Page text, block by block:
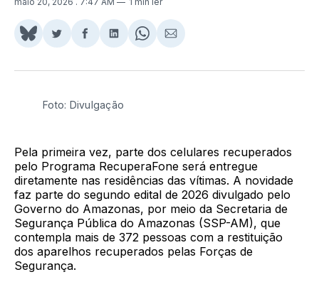
Share
BlueSky
Compartilhar
Twitter
Compartilhar
Facebook
Compartilhar
LinkedIn
Share
WhatsApp
Compartilhar
Email
Foto: Divulgação
Pela primeira vez, parte dos celulares recuperados
pelo Programa RecuperaFone será entregue
diretamente nas residências das vítimas. A novidade
faz parte do segundo edital de 2026 divulgado pelo
Governo do Amazonas, por meio da Secretaria de
Segurança Pública do Amazonas (SSP-AM), que
contempla mais de 372 pessoas com a restituição
dos aparelhos recuperados pelas Forças de
Segurança.